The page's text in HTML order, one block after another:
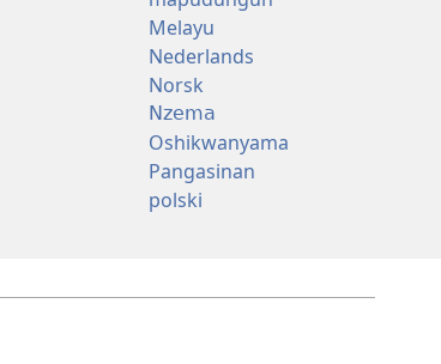
Melayu
Nederlands
Norsk
Nzema
Oshikwanyama
Pangasinan
polski